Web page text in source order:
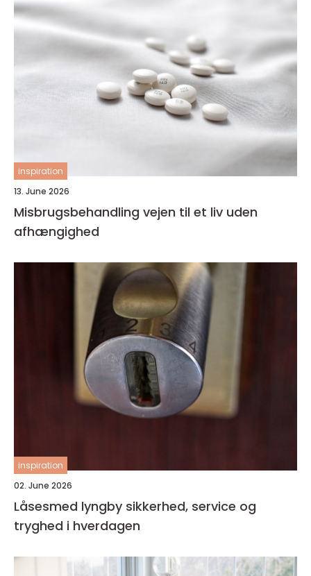
inspiration
13. June 2026
Misbrugsbehandling vejen til et liv uden
afhængighed
inspiration
02. June 2026
Låsesmed lyngby sikkerhed, service og
tryghed i hverdagen